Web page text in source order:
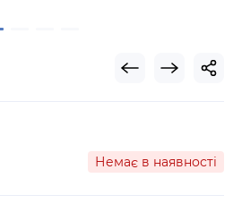
Немає в наявності